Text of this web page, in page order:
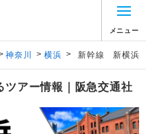
メニュー
神奈川 > 横浜 > 新幹線 新横浜
ツアー情報｜阪急交通社